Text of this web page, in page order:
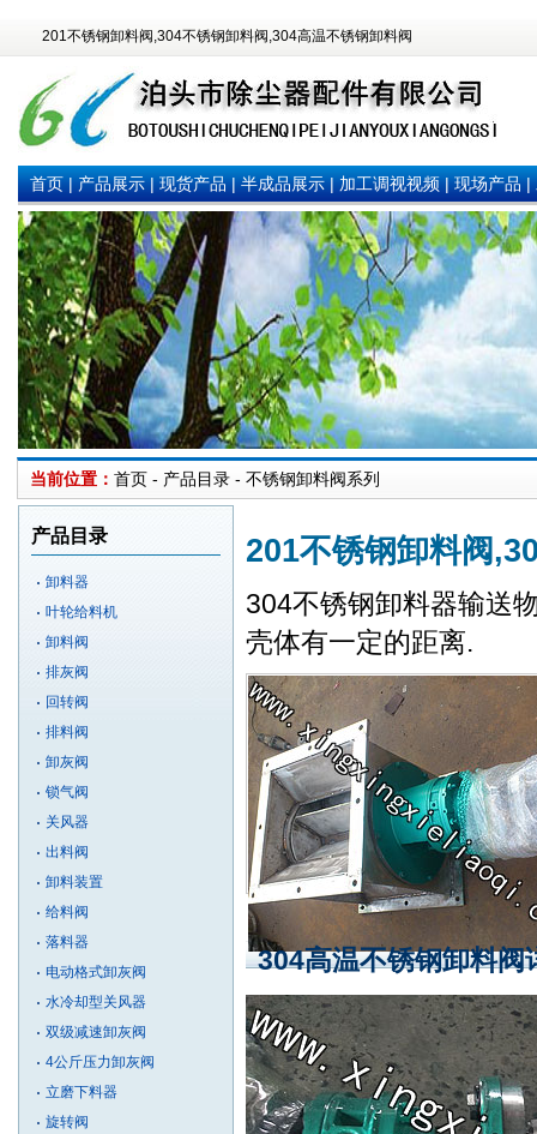
201不锈钢卸料阀,304不锈钢卸料阀,304高温不锈钢卸料阀
首页|产品展示|现货产品|半成品展示|加工调视视频|现场产品|
当前位置： 首页 - 产品目录 - 不锈钢卸料阀系列
产品目录
卸料器
叶轮给料机
卸料阀
排灰阀
回转阀
排料阀
卸灰阀
锁气阀
关风器
出料阀
卸料装置
给料阀
落料器
电动格式卸灰阀
水冷却型关风器
双级减速卸灰阀
4公斤压力卸灰阀
立磨下料器
旋转阀
201不锈钢卸料阀
304不锈钢卸料器输送
壳体有一定的距离.
304高温不锈钢卸料阀